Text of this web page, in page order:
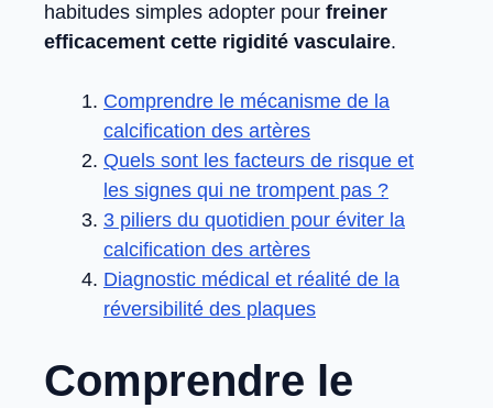
habitudes simples adopter pour freiner
efficacement cette rigidité vasculaire.
Comprendre le mécanisme de la
calcification des artères
Quels sont les facteurs de risque et
les signes qui ne trompent pas ?
3 piliers du quotidien pour éviter la
calcification des artères
Diagnostic médical et réalité de la
réversibilité des plaques
Comprendre le